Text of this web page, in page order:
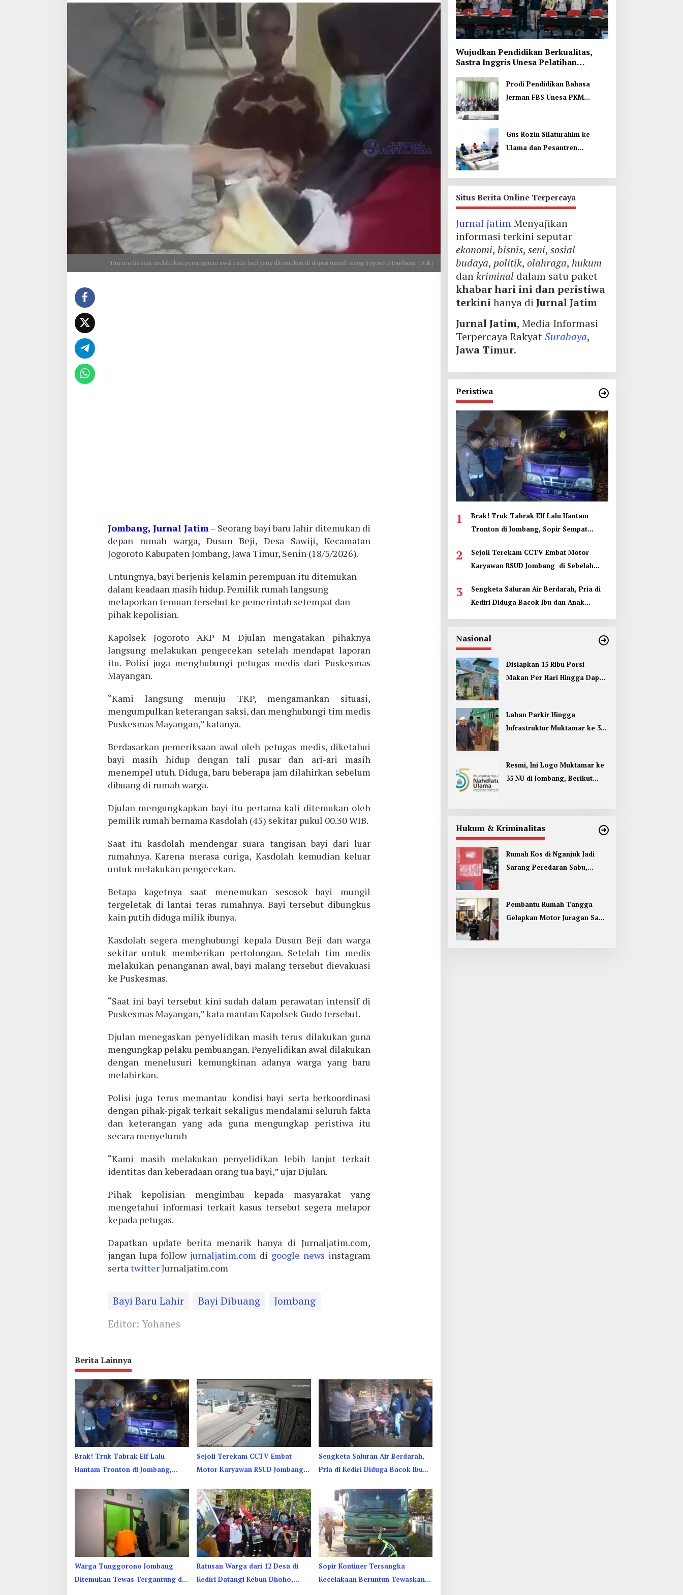
Tim medis saat melakukan penanganan awal pada bayi yang ditemukan di depan rumah warga Jogoroto Jombang. [Dok]
Jombang, Jurnal Jatim– Seorang bayi baru lahir ditemukan di
depan rumah warga, Dusun Beji, Desa Sawiji, Kecamatan
Jogoroto Kabupaten Jombang, Jawa Timur, Senin (18/5/2026).
Untungnya, bayi berjenis kelamin perempuan itu ditemukan
dalam keadaan masih hidup. Pemilik rumah langsung
melaporkan temuan tersebut ke pemerintah setempat dan
pihak kepolisian.
Kapolsek Jogoroto AKP M Djulan mengatakan pihaknya
langsung melakukan pengecekan setelah mendapat laporan
itu. Polisi juga menghubungi petugas medis dari Puskesmas
Mayangan.
“Kami langsung menuju TKP, mengamankan situasi,
mengumpulkan keterangan saksi, dan menghubungi tim medis
Puskesmas Mayangan,” katanya.
Berdasarkan pemeriksaan awal oleh petugas medis, diketahui
bayi masih hidup dengan tali pusar dan ari-ari masih
menempel utuh. Diduga, baru beberapa jam dilahirkan sebelum
dibuang di rumah warga.
Djulan mengungkapkan bayi itu pertama kali ditemukan oleh
pemilik rumah bernama Kasdolah (45) sekitar pukul 00.30 WIB.
Saat itu kasdolah mendengar suara tangisan bayi dari luar
rumahnya. Karena merasa curiga, Kasdolah kemudian keluar
untuk melakukan pengecekan.
Betapa kagetnya saat menemukan sesosok bayi mungil
tergeletak di lantai teras rumahnya. Bayi tersebut dibungkus
kain putih diduga milik ibunya.
Kasdolah segera menghubungi kepala Dusun Beji dan warga
sekitar untuk memberikan pertolongan. Setelah tim medis
melakukan penanganan awal, bayi malang tersebut dievakuasi
ke Puskesmas.
“Saat ini bayi tersebut kini sudah dalam perawatan intensif di
Puskesmas Mayangan,” kata mantan Kapolsek Gudo tersebut.
Djulan menegaskan penyelidikan masih terus dilakukan guna
mengungkap pelaku pembuangan. Penyelidikan awal dilakukan
dengan menelusuri kemungkinan adanya warga yang baru
melahirkan.
Polisi juga terus memantau kondisi bayi serta berkoordinasi
dengan pihak-pigak terkait sekaligus mendalami seluruh fakta
dan keterangan yang ada guna mengungkap peristiwa itu
secara menyeluruh
“Kami masih melakukan penyelidikan lebih lanjut terkait
identitas dan keberadaan orang tua bayi,” ujar Djulan.
Pihak kepolisian mengimbau kepada masyarakat yang
mengetahui informasi terkait kasus tersebut segera melapor
kepada petugas.
Dapatkan update berita menarik hanya di Jurnaljatim.com,
jangan lupa follow jurnaljatim.com di google news instagram
sertatwitter Jurnaljatim.com
Bayi Baru Lahir Bayi Dibuang
Jombang
Editor: Yohanes
Berita Lainnya
Brak! Truk Tabrak Elf Lalu
Hantam Tronton di Jombang,
Sejoli Terekam CCTV Embat
Motor Karyawan RSUD Jombang
Sengketa Saluran Air Berdarah,
Pria di Kediri Diduga Bacok Ibu
Warga Tunggorono Jombang
Ditemukan Tewas Tergantung di
Ratusan Warga dari 12 Desa di
Kediri Datangi Kebun Dhoho,
Sopir Kontiner Tersangka
Kecelakaan Beruntun Tewaskan 2
Wujudkan Pendidikan Berkualitas,
Sastra Inggris Unesa Pelatihan
Prodi Pendidikan Bahasa
Jerman FBS Unesa PKM
Gus Rozin Silaturahim ke
Ulama dan Pesantren
Situs Berita Online Terpercaya
Jurnal jatimMenyajikan
informasi terkini seputar
ekonomi, bisnis, seni, sosial
budaya, politik, olahraga, hukum
dankriminaldalam satu paket
khabar hari ini dan peristiwa
terkinihanya di Jurnal Jatim
Jurnal Jatim, Media Informasi
Terpercaya RakyatSurabaya,
Jawa Timur.
Peristiwa
1
Brak! Truk Tabrak Elf Lalu Hantam
Tronton di Jombang, Sopir Sempat
2
Sejoli Terekam CCTV Embat Motor
Karyawan RSUD Jombang di Sebelah
3
Sengketa Saluran Air Berdarah, Pria di
Kediri Diduga Bacok Ibu dan Anak
Nasional
Disiapkan 15 Ribu Porsi
Makan Per Hari Hingga Dapur
Lahan Parkir Hingga
Infrastruktur Muktamar ke 35
Resmi, Ini Logo Muktamar ke
35 NU di Jombang, Berikut
Hukum & Kriminalitas
Rumah Kos di Nganjuk Jadi
Sarang Peredaran Sabu,
Pembantu Rumah Tangga
Gelapkan Motor Juragan Sapi